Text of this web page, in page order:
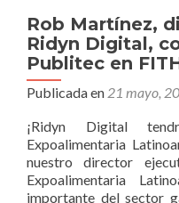
Rob Martínez,
Ridyn Digital,
Publitec en
Publicada en 21 mayo,
¡Ridyn Digital
Expoalimentaria
nuestro director
Expoalimentaria
importante del sector